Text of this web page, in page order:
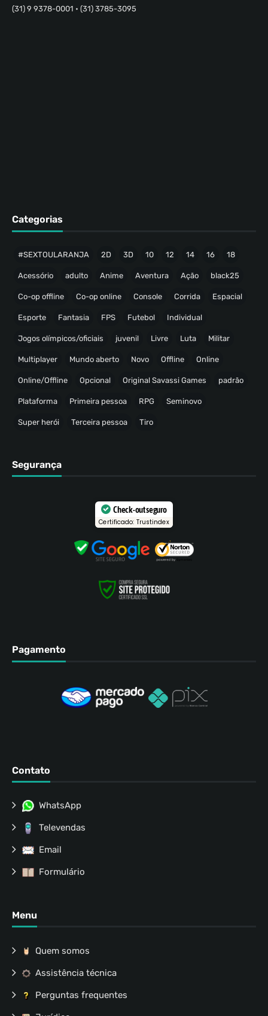
(31) 9 9378-0001 • (31) 3785-3095
Categorias
#SEXTOULARANJA 2D 3D 10 12 14 16 18
Acessório adulto Anime Aventura Ação black25
Co-op offline Co-op online Console Corrida Espacial
Esporte Fantasia FPS Futebol Individual
Jogos olímpicos/oficiais juvenil Livre Luta Militar
Multiplayer Mundo aberto Novo Offline Online
Online/Offline Opcional Original Savassi Games padrão
Plataforma Primeira pessoa RPG Seminovo
Super herói Terceira pessoa Tiro
Segurança
Check-out seguro
Certificado: Trustindex
Pagamento
Contato
WhatsApp
Televendas
Email
Formulário
Menu
Quem somos
Assistência técnica
Perguntas frequentes